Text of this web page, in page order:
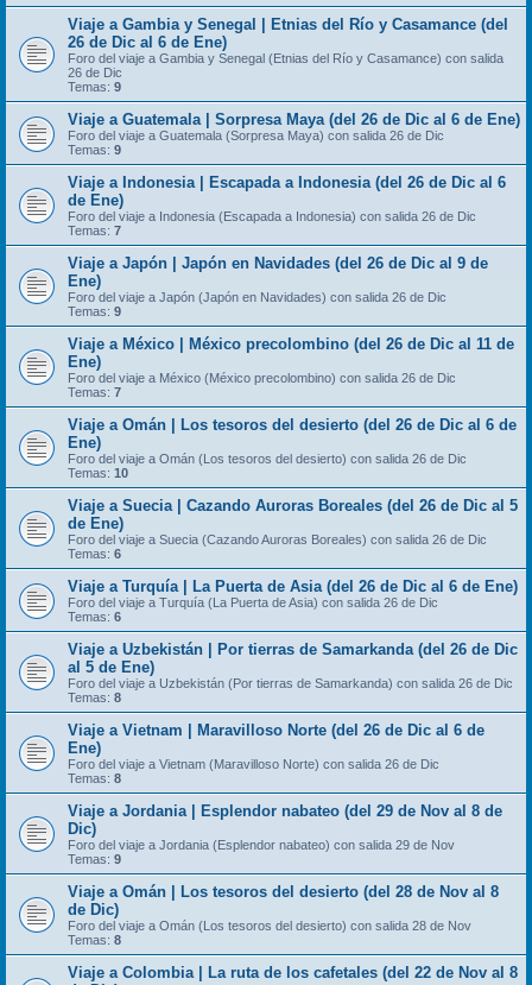
Viaje a Gambia y Senegal | Etnias del Río y Casamance (del
26 de Dic al 6 de Ene)
Foro del viaje a Gambia y Senegal (Etnias del Río y Casamance) con salida
26 de Dic
Temas: 9
Viaje a Guatemala | Sorpresa Maya (del 26 de Dic al 6 de Ene)
Foro del viaje a Guatemala (Sorpresa Maya) con salida 26 de Dic
Temas: 9
Viaje a Indonesia | Escapada a Indonesia (del 26 de Dic al 6
de Ene)
Foro del viaje a Indonesia (Escapada a Indonesia) con salida 26 de Dic
Temas: 7
Viaje a Japón | Japón en Navidades (del 26 de Dic al 9 de
Ene)
Foro del viaje a Japón (Japón en Navidades) con salida 26 de Dic
Temas: 9
Viaje a México | México precolombino (del 26 de Dic al 11 de
Ene)
Foro del viaje a México (México precolombino) con salida 26 de Dic
Temas: 7
Viaje a Omán | Los tesoros del desierto (del 26 de Dic al 6 de
Ene)
Foro del viaje a Omán (Los tesoros del desierto) con salida 26 de Dic
Temas: 10
Viaje a Suecia | Cazando Auroras Boreales (del 26 de Dic al 5
de Ene)
Foro del viaje a Suecia (Cazando Auroras Boreales) con salida 26 de Dic
Temas: 6
Viaje a Turquía | La Puerta de Asia (del 26 de Dic al 6 de Ene)
Foro del viaje a Turquía (La Puerta de Asia) con salida 26 de Dic
Temas: 6
Viaje a Uzbekistán | Por tierras de Samarkanda (del 26 de Dic
al 5 de Ene)
Foro del viaje a Uzbekistán (Por tierras de Samarkanda) con salida 26 de Dic
Temas: 8
Viaje a Vietnam | Maravilloso Norte (del 26 de Dic al 6 de
Ene)
Foro del viaje a Vietnam (Maravilloso Norte) con salida 26 de Dic
Temas: 8
Viaje a Jordania | Esplendor nabateo (del 29 de Nov al 8 de
Dic)
Foro del viaje a Jordania (Esplendor nabateo) con salida 29 de Nov
Temas: 9
Viaje a Omán | Los tesoros del desierto (del 28 de Nov al 8
de Dic)
Foro del viaje a Omán (Los tesoros del desierto) con salida 28 de Nov
Temas: 8
Viaje a Colombia | La ruta de los cafetales (del 22 de Nov al 8